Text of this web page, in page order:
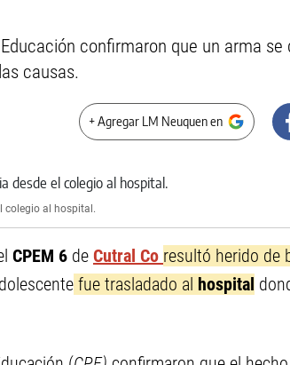
confirmaron que un arma
causas.
+ Agregar LM Neuquen en
colegio al hospital.
CPEM 6 de Cutral Co resultó herido de
fue trasladado al hospital